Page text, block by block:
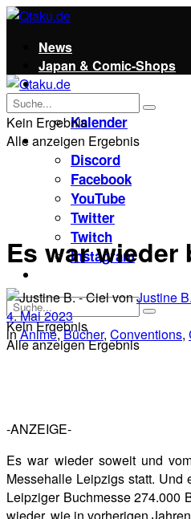
News
Japan & Comic-Shops
Qtaku
Kalender
Social
Discord
Facebook
YouTube
Twitter
Twitch
Instagram
Kein Ergebnis
Alle anzeigen Ergebnis
Kein Ergebnis
Alle anzeigen Ergebnis
Es war wieder
vonJustine
4. Mai 2023
inAnime,Bücher, Conventions,
-ANZEIGE-
Es war wieder soweit und
Messehalle Leipzigs statt.
Leipziger Buchmesse 274.000
wieder, wie in vorherigen